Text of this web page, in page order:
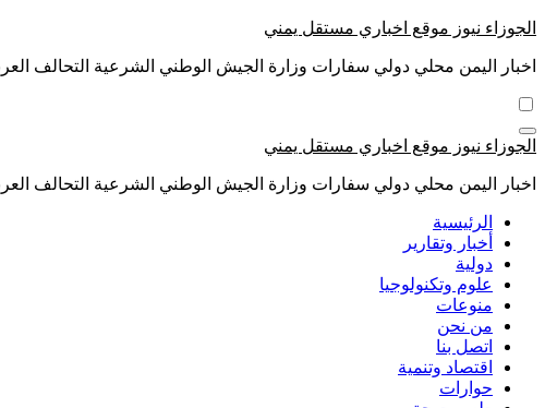
التجاوز
المحتوى
الجوزاء نيوز موقع اخباري مستقل يمني
اخبار اليمن محلي دولي سفارات وزارة الجيش الوطني الشرعية التحالف
الجوزاء نيوز موقع اخباري مستقل يمني
اخبار اليمن محلي دولي سفارات وزارة الجيش الوطني الشرعية التحالف
الرئيسية
أخبار وتقارير
دولية
علوم وتكنولوجيا
منوعات
من نحن
اتصل بنا
اقتصاد وتنمية
حوارات